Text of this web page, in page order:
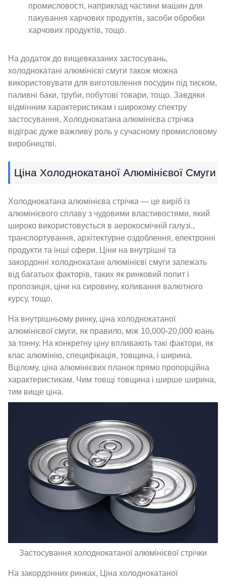
промисловості, наприклад частини машин для
пакування харчових продуктів, засоби обробки
харчових продуктів, тощо.
На додаток до вищевказаних застосувань,
холоднокатані алюмінієві смуги також можна
використовувати для виготовлення посудин під тиском,
паливні баки, труби, побутові товари, тощо. Завдяки
відмінним характеристикам і широкому спектру
застосування, Холоднокатана алюмінієва стрічка
відіграє дуже важливу роль у сучасному промисловому
виробництві.
Ціна Холоднокатаної Алюмінієвої Смуги
Холоднокатана алюмінієва стрічка — це виріб із
алюмінієвого сплаву з чудовими властивостями, який
широко використовується в аерокосмічній галузі.,
транспортування, архітектурне оздоблення, електронні
продукти та інші сфери. Ціни на внутрішні та
закордонні холоднокатані алюмінієві смуги залежать
від багатьох факторів, таких як ринковий попит і
пропозиція, ціни на сировину, коливання валютного
курсу, тощо.
На внутрішньому ринку, ціна холоднокатаної
алюмінієвої смуги, як правило, між 10,000-20,000 юань
за тонну. На конкретну ціну впливають такі фактори, як
клас алюмінію, специфікація, товщина, і ширина.
Вцілому, ціна алюмінієвих планок прямо пропорційна
характеристикам. Чим товщі товщина і ширше ширина,
тим вище ціна.
Застосування холоднокатаної алюмінієвої стрічки
На закордонних ринках, Ціна холоднокатаної